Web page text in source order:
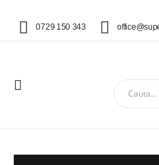
0729 150 343